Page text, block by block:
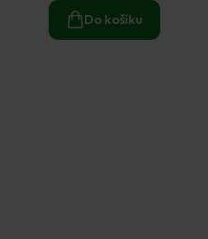
Do košíku